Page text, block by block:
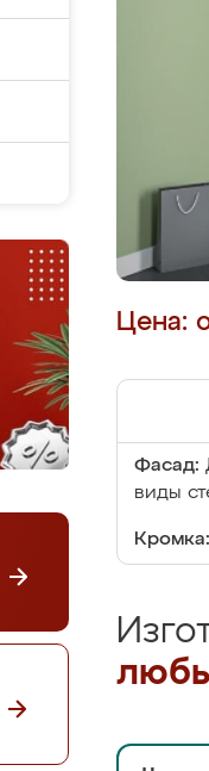
Цена:
Фасад:
виды
Кромка: